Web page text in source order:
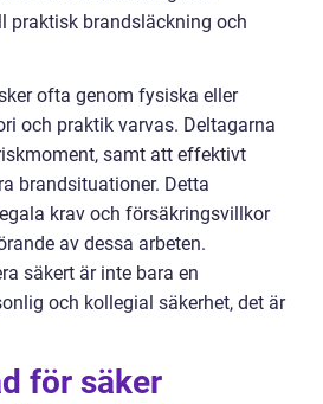
praktisk brandsläckning och
ofta genom fysiska eller
och praktik varvas. Deltagarna
samt att effektivt
brandsituationer. Detta
krav och försäkringsvillkor
av dessa arbeten.
säkert är inte bara en
och kollegial säkerhet, det är
för säker